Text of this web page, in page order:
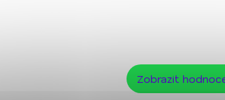
Zobrazit